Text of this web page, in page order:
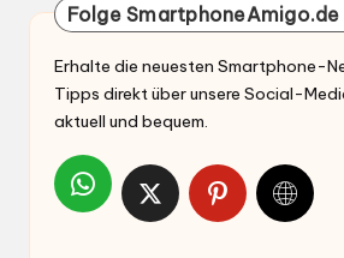
Folge SmartphoneAmigo.de
Erhalte die neuesten Smartphone-
Tipps direkt über unsere Social-
aktuell und bequem.